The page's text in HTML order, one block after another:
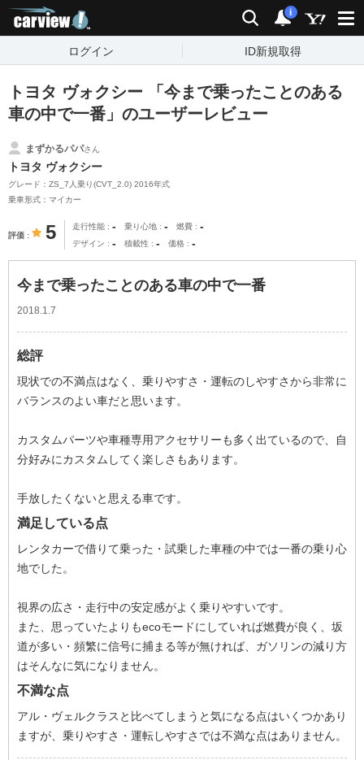
検索 通知
i
ログイン ID新規取得
トヨタ ヴォクシー 「今まで乗ったことのある
車の中で一番」のユーザーレビュー
まずかるパパさん
トヨタ ヴォクシー
グレード：ZS_7人乗り(CVT_2.0) 2016年式
乗車形式：マイカー
評価 5 走行性能 - 乗り心地 - 燃費 -
デザイン - 積載性 - 価格 -
今まで乗ったことのある車の中で一番
2018.1.7
総評
現状での不満点はなく、乗りやすさ・運転のしやすさから非常に
バランスのよい車だと思います。
カスタムパーツや車種専用アクセサリーも多く出ているので、自
分好みにカスタムしてく楽しさもあります。
手放したくないと思える車です。
満足している点
レンタカーで借りて乗った・試乗した車種の中では一番の乗り心
地でした。
視界の広さ・走行中の安定感がよく乗りやすいです。
また、思っていたよりもecoモードにしていれば燃費が良く、坂
道が多い・頻繁に信号に捕まる等が無ければ、ガソリンの減り方
はそんなに気になりません。
不満な点
アル・ヴェルクラスと比べてしまうと気になる点はいくつかあり
ますが、乗りやすさ・運転しやすさでは不満な点はありません。